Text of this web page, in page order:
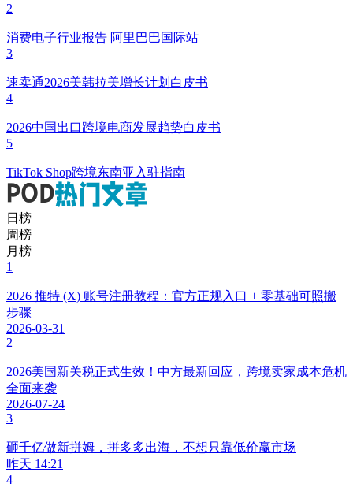
2
消费电子行业报告 阿里巴巴国际站
3
速卖通2026美韩拉美增长计划白皮书
4
2026中国出口跨境电商发展趋势白皮书
5
TikTok Shop跨境东南亚入驻指南
日榜
周榜
月榜
1
2026 推特 (X) 账号注册教程：官方正规入口 + 零基础可照搬
步骤
2026-03-31
2
2026美国新关税正式生效！中方最新回应，跨境卖家成本危机
全面来袭
2026-07-24
3
砸千亿做新拼姆，拼多多出海，不想只靠低价赢市场
昨天 14:21
4